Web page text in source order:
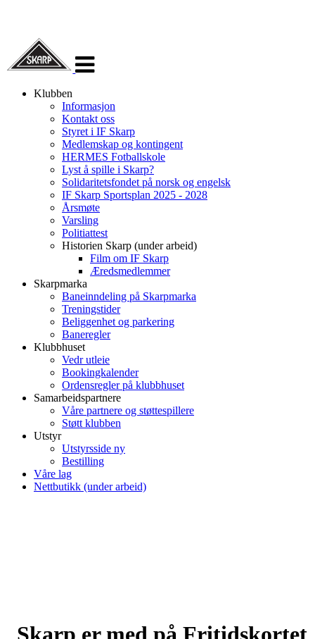
navigasjon
Klubben
Informasjon
Kontakt oss
Styret i IF Skarp
Medlemskap og kontingent
HERMES Fotballskole
Lyst å spille i Skarp?
Solidaritetsfondet på norsk og engelsk
IF Skarp Sportsplan 2025 - 2028
Årsmøte
Varsling
Politiattest
Historien Skarp (under arbeid)
Film om IF Skarp
Æredsmedlemmer
Skarpmarka
Baneinndeling på Skarpmarka
Treningstider
Beliggenhet og parkering
Baneregler
Klubbhuset
Vedr utleie
Bookingkalender
Ordensregler på klubbhuset
Samarbeidspartnere
Våre partnere og støttespillere
Støtt klubben
Utstyr
Utstyrsside ny
Bestilling
Våre lag
Nettbutikk (under arbeid)